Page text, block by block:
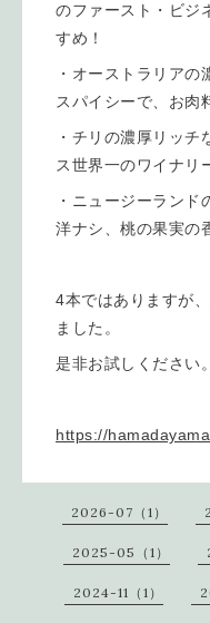
のファースト・ビジ
すめ！
・オーストラリアの
スパイシーで、お肉
・チリの濃厚リッ
ス世界一のワイナリ
・ニュージーランド
洋ナシ、桃の果実の
4本ではありますが
ました。
是非お試しください。
https://
2026-07（1）
2025-05（1）
2024-11（1）